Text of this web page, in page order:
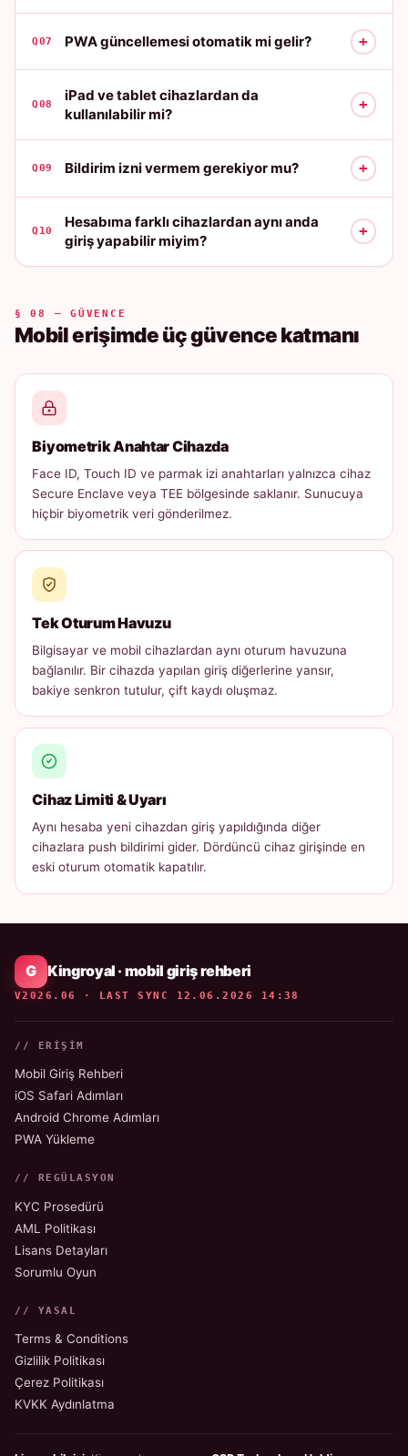
Q07 PWA güncellemesi otomatik mi gelir? +
Q08
iPad ve tablet cihazlardan da
kullanılabilir mi?
+
Q09 Bildirim izni vermem gerekiyor mu? +
Q10
Hesabıma farklı cihazlardan aynı anda
giriş yapabilir miyim?
+
§ 08 — GÜVENCE
Mobil erişimde üç güvence katmanı
Biyometrik Anahtar Cihazda
Face ID, Touch ID ve parmak izi anahtarları yalnızca cihaz
Secure Enclave veya TEE bölgesinde saklanır. Sunucuya
hiçbir biyometrik veri gönderilmez.
Tek Oturum Havuzu
Bilgisayar ve mobil cihazlardan aynı oturum havuzuna
bağlanılır. Bir cihazda yapılan giriş diğerlerine yansır,
bakiye senkron tutulur, çift kaydı oluşmaz.
Cihaz Limiti & Uyarı
Aynı hesaba yeni cihazdan giriş yapıldığında diğer
cihazlara push bildirimi gider. Dördüncü cihaz girişinde en
eski oturum otomatik kapatılır.
Kingroyal · mobil giriş rehberi
V2026.06 · LAST SYNC 12.06.2026 14:38
// ERIŞIM
Mobil Giriş Rehberi
iOS Safari Adımları
Android Chrome Adımları
PWA Yükleme
// REGÜLASYON
KYC Prosedürü
AML Politikası
Lisans Detayları
Sorumlu Oyun
// YASAL
Terms & Conditions
Gizlilik Politikası
Çerez Politikası
KVKK Aydınlatma